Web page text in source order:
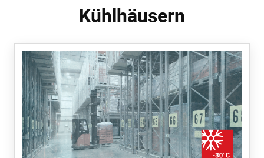
Kühlhäusern